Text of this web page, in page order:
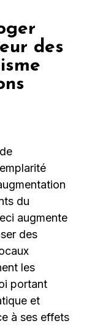
des
du
augmente
des
les
portant
et
à ses effets